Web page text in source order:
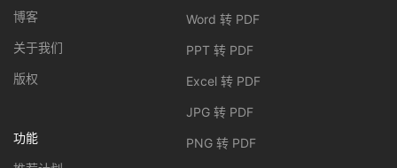
博客
关于我们
版权
功能
Word 转 PDF
PPT 转 PDF
Excel 转 PDF
JPG 转 PDF
PNG 转 PDF